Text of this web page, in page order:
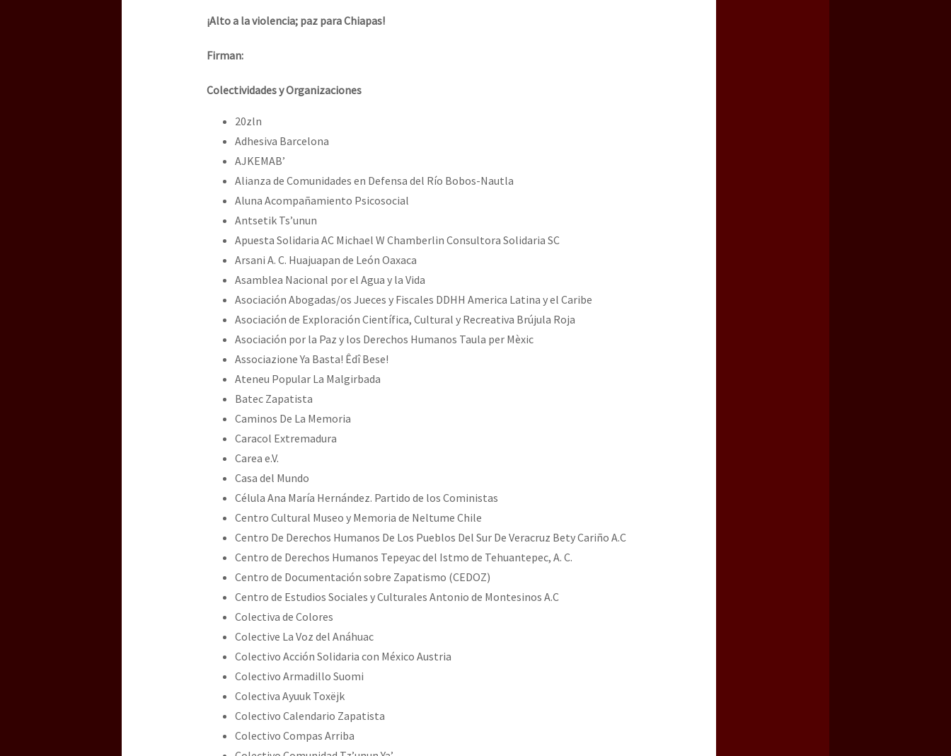
¡Alto a la violencia; paz para Chiapas!
Firman:
Colectividades y Organizaciones
20zln
Adhesiva Barcelona
AJKEMAB’
Alianza de Comunidades en Defensa del Río Bobos-Nautla
Aluna Acompañamiento Psicosocial
Antsetik Ts’unun
Apuesta Solidaria AC Michael W Chamberlin Consultora Solidaria SC
Arsani A. C. Huajuapan de León Oaxaca
Asamblea Nacional por el Agua y la Vida
Asociación Abogadas/os Jueces y Fiscales DDHH America Latina y el Caribe
Asociación de Exploración Científica, Cultural y Recreativa Brújula Roja
Asociación por la Paz y los Derechos Humanos Taula per Mèxic
Associazione Ya Basta! Êdî Bese!
Ateneu Popular La Malgirbada
Batec Zapatista
Caminos De La Memoria
Caracol Extremadura
Carea e.V.
Casa del Mundo
Célula Ana María Hernández. Partido de los Coministas
Centro Cultural Museo y Memoria de Neltume Chile
Centro De Derechos Humanos De Los Pueblos Del Sur De Veracruz Bety Cariño A.C
Centro de Derechos Humanos Tepeyac del Istmo de Tehuantepec, A. C.
Centro de Documentación sobre Zapatismo (CEDOZ)
Centro de Estudios Sociales y Culturales Antonio de Montesinos A.C
Colectiva de Colores
Colective La Voz del Anáhuac
Colectivo Acción Solidaria con México Austria
Colectivo Armadillo Suomi
Colectiva Ayuuk Toxëjk
Colectivo Calendario Zapatista
Colectivo Compas Arriba